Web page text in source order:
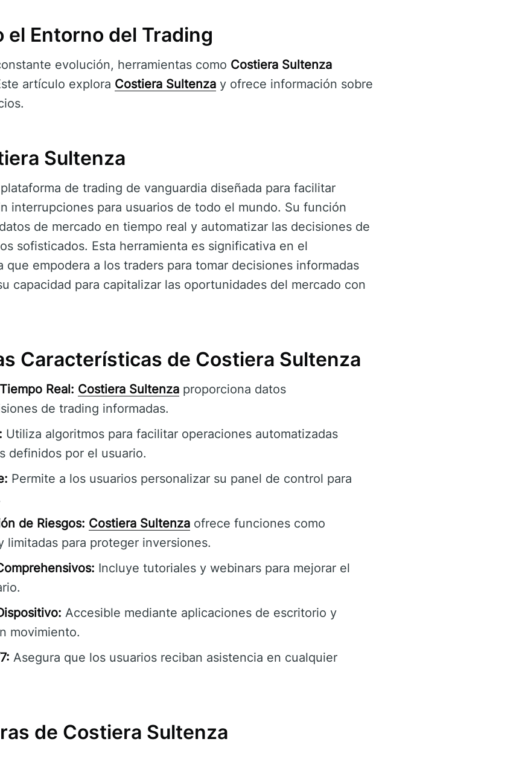
Entorno del Trading
evolución, herramientas como Costiera Sultenza
artículo explora Costiera Sultenza y ofrece información sobre
Sultenza
de trading de vanguardia diseñada para facilitar
interrupciones para usuarios de todo el mundo. Su función
de mercado en tiempo real y automatizar las decisiones de
sofisticados. Esta herramienta es significativa en el
que empodera a los traders para tomar decisiones informadas
capacidad para capitalizar las oportunidades del mercado con
Características de Costiera Sultenza
Real: Costiera Sultenza proporciona datos
de trading informadas.
Utiliza algoritmos para facilitar operaciones automatizadas
definidos por el usuario.
Permite a los usuarios personalizar su panel de control para
de Riesgos: Costiera Sultenza ofrece funciones como
limitadas para proteger inversiones.
Incluye tutoriales y webinars para mejorar el
Accesible mediante aplicaciones de escritorio y
movimiento.
Asegura que los usuarios reciban asistencia en cualquier
de Costiera Sultenza